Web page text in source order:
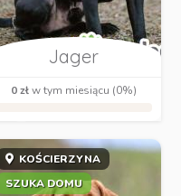
Jager
0 złw tym miesiącu (0%)
KOŚCIERZYNA
SZUKA DOMU